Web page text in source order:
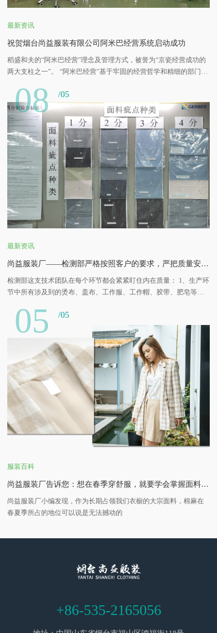
最新资讯
祝贺烟台尚益服装有限公司阿米巴经营系统启动成功
稻盛和夫的“阿米巴经营”理念及管理方式，被誉为“京瓷经营成功的
两大支柱之一”。 “阿米巴经营”基于牢固的经营哲学和精细的部门独
裂的“阿米巴”以各个“阿米巴”为核心，自行制订计划，独立核算，持
续自主成长，让每一位员工成为主角，“全员参与经营”，打造激情四
射的集体，依靠全体智慧和努力完成企业经营目标，实现企业的飞
速发展。
08/05
最新资讯
尚益服装厂——检测部严格按照客户的要求，严把质量安全关！
检测部这支技术团队在每个环节都会紧紧盯住内在质量： 1、生产环
节中所有涉及到的烫布、盖布、工作服、工作帽、胶带、肥皂等都
境的安全。 3、我们会对每个产品选择有资质的检测公司对其检测，
例如：重金属含量等项目。层层进行检测，层层严格把关，在这个
源头环节保证产品的安全、可靠，获得客户好评认可。 4、我们检测
部对面辅材料的外观也同样进行严格检验，首先我们制定了严格的
检验操作规程和判定标准，对进入公司的面、辅料有专人进行检
验。
05 /05
服装百科
尚益服装厂告诉您：想在春季穿舒服，就要学会掌握面料的特性
尚益服装厂小编发现，作为长期占领我们衣橱的大宗面料，棉麻在
春夏季所占的地位可以说是无法撼动的
+86-535-2165056